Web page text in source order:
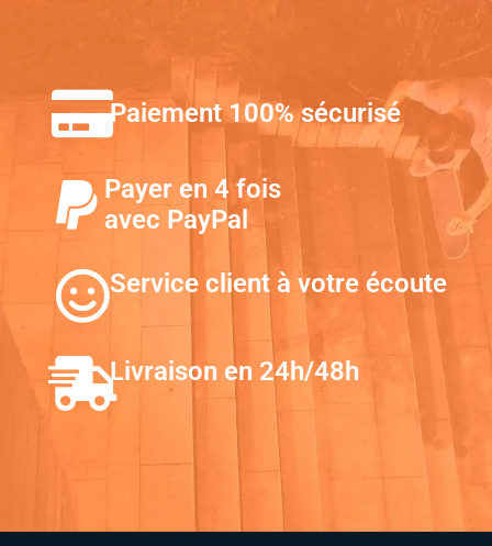
Paiement 100% sécurisé
Payer en 4 fois
avec PayPal
Service client à votre écoute
Livraison en 24h/48h